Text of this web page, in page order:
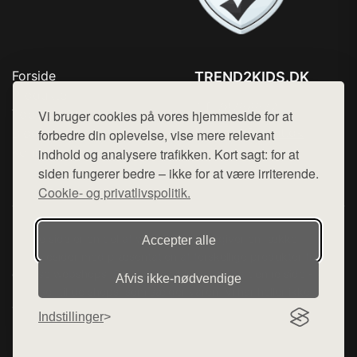
Vi bruger cookies på vores hjemmeside for at
forbedre din oplevelse, vise mere relevant
indhold og analysere trafikken. Kort sagt: for at
siden fungerer bedre – ikke for at være irriterende.
Cookie- og privatlivspolitik.
Accepter alle
Afvis ikke‑nødvendige
Indstillinger
Forside
Top Rabatter
Blog
Kontakt
TREND2KIDS.DK
Mail: hej@want.dk
Cookie- og privatlivspolitik
Denne side er en del af want.dk, der udgiver en række
hjemmesider med præsentation af forskellige produkter fra
diverse webshops. Der sælges ikke varer fra denne side - vi
henviser til de shops, som sælger varen. Vi har heller ikke
varerne på lager.